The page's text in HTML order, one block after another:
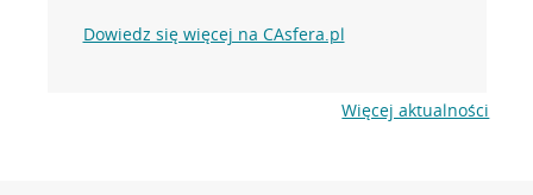
Dowiedz się więcej na CAsfera.pl
Więcej aktualności